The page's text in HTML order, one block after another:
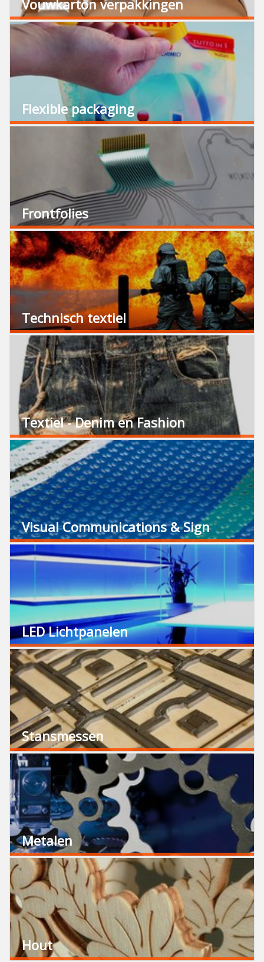
Vouwkarton verpakkingen
Flexible packaging
Frontfolies
Technisch textiel
Textiel - Denim en Fashion
Visual Communications & Sign
LED Lichtpanelen
Stansmessen
Metalen
Hout